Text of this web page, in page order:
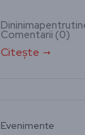
Comentarii (0)
Citește
Evenimente